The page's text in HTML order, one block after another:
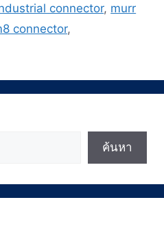
connector, murr
connector,
ค้นหา